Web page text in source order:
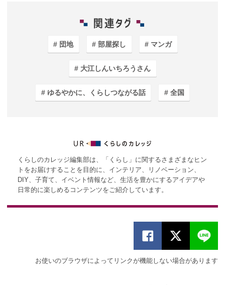
団地 部屋探し マンガ
大江しんいちろうさん
ゆるやかに、くらしつながる話 全国
くらしのカレッジ編集部は、「くらし」に関するさまざまなヒン
トをお届けすることを目的に、インテリア、リノベーション、
DIY、子育て、イベント情報など、生活を豊かにするアイデアや
日常的に楽しめるコンテンツをご紹介しています。
お使いのブラウザによってリンクが機能しない場合があります